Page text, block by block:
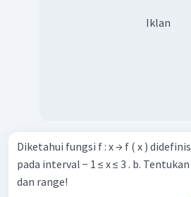
Iklan
Diketahui fungsi f : x → f ( x )
pada interval − 1 ≤ x ≤ 3 . b. Tentukan domain, kodomain,
dan range!